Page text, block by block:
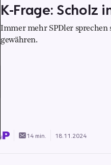
K-Frage: Scholz
Immer mehr SPDler sprechen
gewähren.
14 min. 18.11.2024